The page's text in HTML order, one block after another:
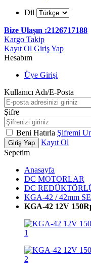
Dil
Bize Ulaşın :2126717188
Kargo Takip
Kayıt Ol Giriş Yap
Hesabım
Üye Girişi
Kullanıcı Adı/E-Posta
Şifre
Beni Hatırla Şifremi
Giriş Yap
Kayıt Ol
Sepetim
Anasayfa
DC MOTORLAR
DC
KGA-42 / 42mm
KGA-42 12V